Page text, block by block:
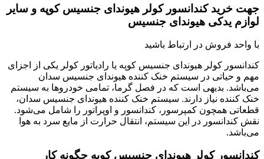
جهت خرید کندانسور کولر هیوندای جنسیس کوپه و سایر
لوازم یدکی هیوندای جنسیس
با واحد فروش در ارتباط باشید
کندانسور کولر هیوندای جنسیس کوپه یا رادیاتور کولر یکی از اجزای
مهم و حیاتی در سیستم خنک کننده هیوندای جنسیس سدان
می‌باشد. بدیهی است که در فصل گرما، تمامی خودروها به سیستم
خنک کننده نیاز دارند. سیستم خنک کننده هیوندای جنسیس سدان،
قطعاتی همچون کمپرسور، کندانسور و اوپراتور را شامل می‌شود.
نقش کندانسور در این سیستم، انتقال حرارت از مایع سرد به هوا
می‌باشد.
کندانسور کولر هیوندای جنسیس کوپه چگونه کار